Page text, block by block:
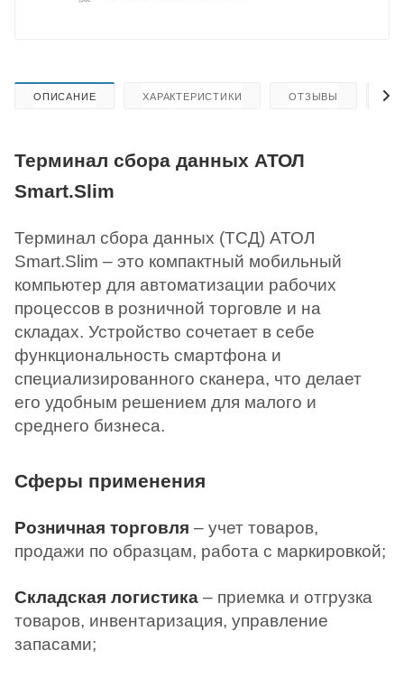
ОПИСАНИЕ ХАРАКТЕРИСТИКИ ОТЗЫВЫ
Терминал сбора данных АТОЛ
Smart.Slim
Терминал сбора данных (ТСД) АТОЛ
Smart.Slim – это компактный мобильный
компьютер для автоматизации рабочих
процессов в розничной торговле и на
складах. Устройство сочетает в себе
функциональность смартфона и
специализированного сканера, что делает
его удобным решением для малого и
среднего бизнеса.
Сферы применения
Розничная торговля – учет товаров,
продажи по образцам, работа с маркировкой;
Складская логистика – приемка и отгрузка
товаров, инвентаризация, управление
запасами;